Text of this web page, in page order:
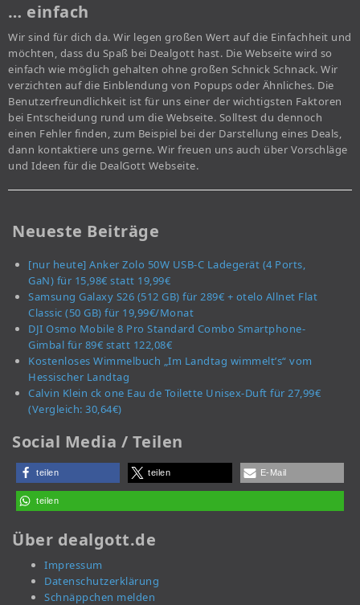
… einfach
Wir sind für dich da. Wir legen großen Wert auf die Einfachheit und
möchten, dass du Spaß bei Dealgott hast. Die Webseite wird so
einfach wie möglich gehalten ohne großen Schnick Schnack. Wir
verzichten auf die Einblendung von Popups oder Ähnliches. Die
Benutzerfreundlichkeit ist für uns einer der wichtigsten Faktoren
bei Entscheidung rund um die Webseite. Solltest du dennoch
einen Fehler finden, zum Beispiel bei der Darstellung eines Deals,
dann kontaktiere uns gerne. Wir freuen uns auch über Vorschläge
und Ideen für die DealGott Webseite.
Neueste Beiträge
[nur heute] Anker Zolo 50W USB-C Ladegerät (4 Ports,
GaN) für 15,98€ statt 19,99€
Samsung Galaxy S26 (512 GB) für 289€ + otelo Allnet Flat
Classic (50 GB) für 19,99€/Monat
DJI Osmo Mobile 8 Pro Standard Combo Smartphone-
Gimbal für 89€ statt 122,08€
Kostenloses Wimmelbuch „Im Landtag wimmelt’s“ vom
Hessischer Landtag
Calvin Klein ck one Eau de Toilette Unisex-Duft für 27,99€
(Vergleich: 30,64€)
Social Media / Teilen
teilen teilen E-Mail
teilen
Über dealgott.de
Impressum
Datenschutzerklärung
Schnäppchen melden